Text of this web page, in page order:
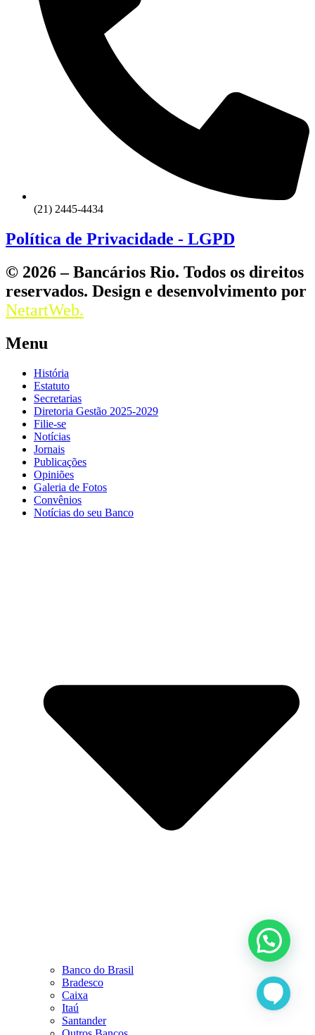
(21) 2445-4434
Política de Privacidade - LGPD
© 2026 – Bancários Rio. Todos os direitos
reservados. Design e desenvolvimento por
NetartWeb.
Menu
História
Estatuto
Secretarias
Diretoria Gestão 2025-2029
Filie-se
Notícias
Jornais
Publicações
Opiniões
Galeria de Fotos
Convênios
Notícias do seu Banco
Banco do Brasil
Bradesco
Caixa
Itaú
Santander